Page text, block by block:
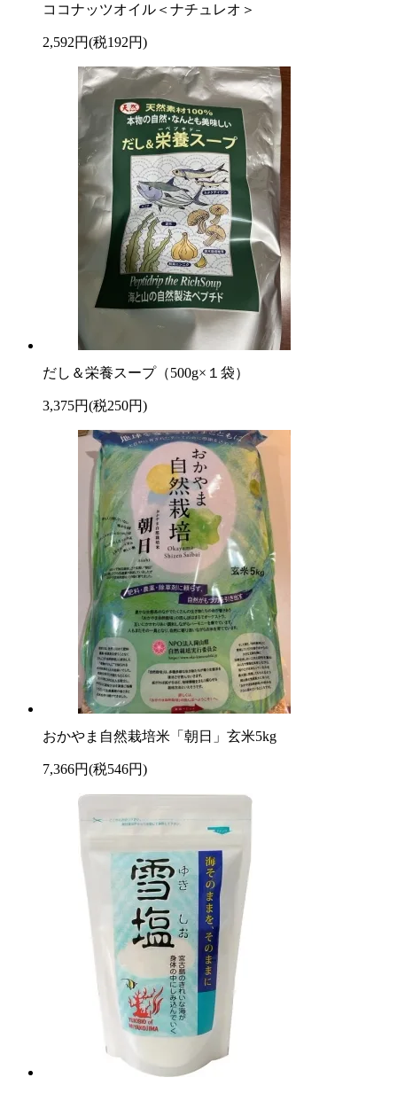
ココナッツオイル＜ナチュレオ＞
2,592円(税192円)
だし＆栄養スープ（500g×１袋）
3,375円(税250円)
おかやま自然栽培米「朝日」玄米5kg
7,366円(税546円)